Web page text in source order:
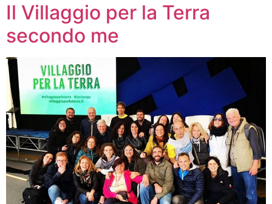
Il Villaggio per la Terra
secondo me